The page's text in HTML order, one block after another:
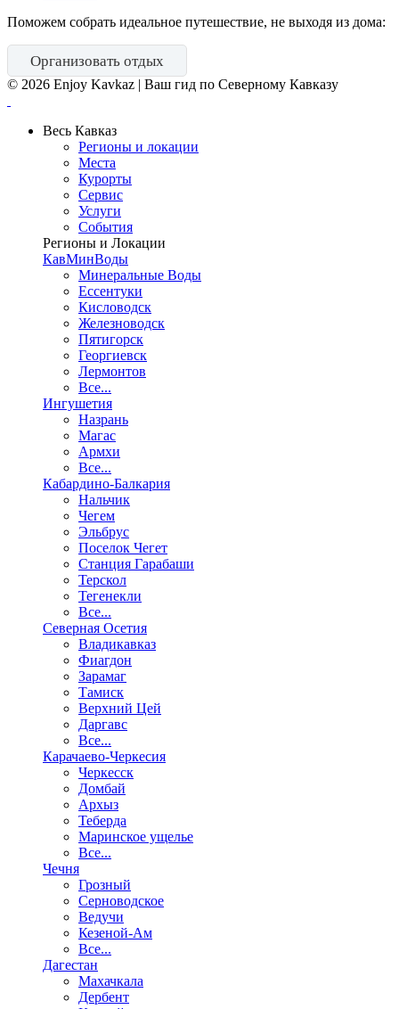
Поможем собрать идеальное путешествие, не выходя из дома:
Организовать отдых
© 2026 Enjoy Kavkaz | Ваш гид по Северному Кавказу
Весь Кавказ
Регионы и локации
Места
Курорты
Сервис
Услуги
События
Регионы и Локации
КавМинВоды
Минеральные Воды
Ессентуки
Кисловодск
Железноводск
Пятигорск
Георгиевск
Лермонтов
Все...
Ингушетия
Назрань
Магас
Армхи
Все...
Кабардино-Балкария
Нальчик
Чегем
Эльбрус
Поселок Чегет
Станция Гарабаши
Терскол
Тегенекли
Все...
Северная Осетия
Владикавказ
Фиагдон
Зарамаг
Тамиск
Верхний Цей
Даргавс
Все...
Карачаево-Черкесия
Черкесск
Домбай
Архыз
Теберда
Маринское ущелье
Все...
Чечня
Грозный
Серноводское
Ведучи
Кезеной-Ам
Все...
Дагестан
Махачкала
Дербент